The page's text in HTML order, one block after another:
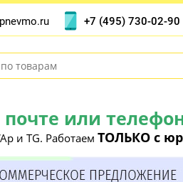
или
и TG. Работаем ТОЛЬКО с
+7 (495) 730-02-90